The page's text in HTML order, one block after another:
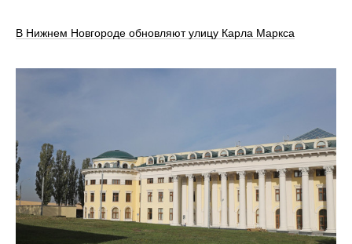
В Нижнем Новгороде обновляют улицу Карла Маркса